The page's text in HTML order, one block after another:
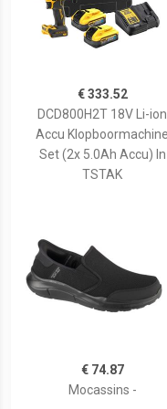
€ 333.52
DCD800H2T 18V Li-ion
Accu Klopboormachine
Set (2x 5.0Ah Accu) In
TSTAK
€ 74.87
Mocassins -